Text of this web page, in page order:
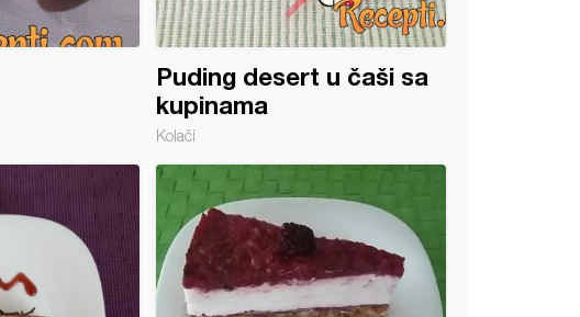
Puding desert u čaši sa
kupinama
Kolači